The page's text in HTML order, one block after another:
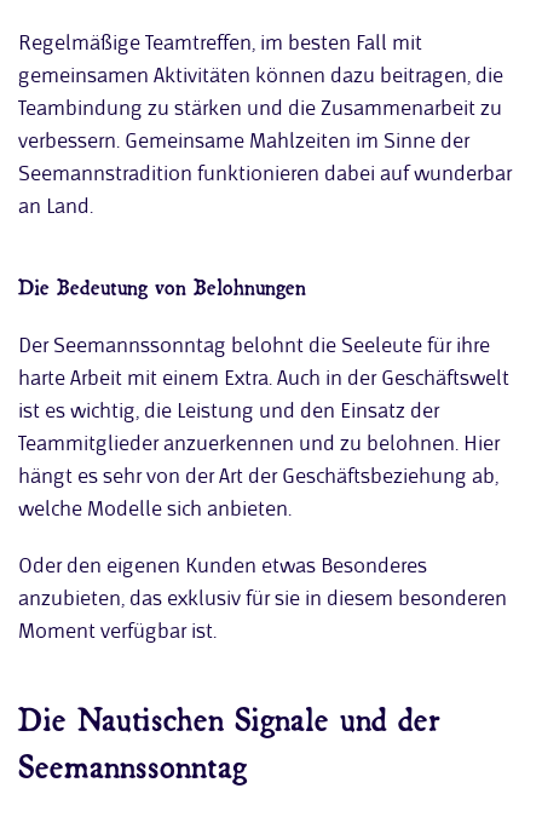
Regelmäßige Teamtreffen, im besten Fall mit
gemeinsamen Aktivitäten können dazu beitragen, die
Teambindung zu stärken und die Zusammenarbeit zu
verbessern. Gemeinsame Mahlzeiten im Sinne der
Seemannstradition funktionieren dabei auf wunderbar
an Land.
Die Bedeutung von Belohnungen
Der Seemannssonntag belohnt die Seeleute für ihre
harte Arbeit mit einem Extra. Auch in der Geschäftswelt
ist es wichtig, die Leistung und den Einsatz der
Teammitglieder anzuerkennen und zu belohnen. Hier
hängt es sehr von der Art der Geschäftsbeziehung ab,
welche Modelle sich anbieten.
Oder den eigenen Kunden etwas Besonderes
anzubieten, das exklusiv für sie in diesem besonderen
Moment verfügbar ist.
Die Nautischen Signale und der
Seemannssonntag